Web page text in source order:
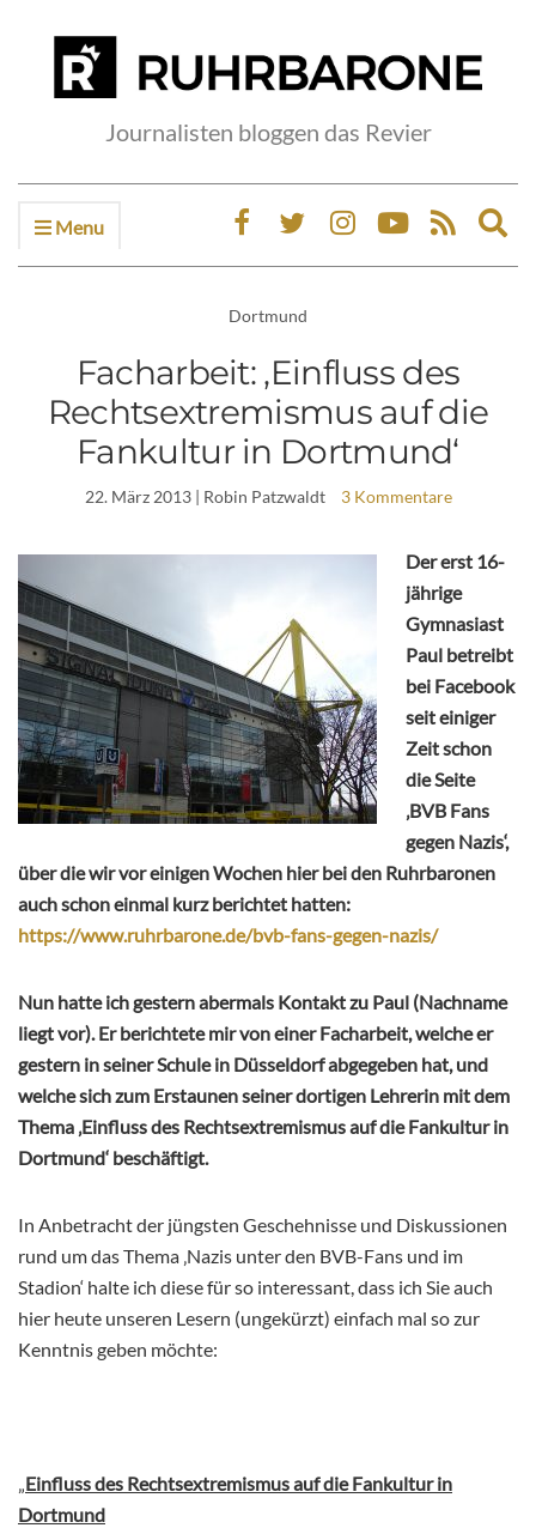
Journalisten bloggen das Revier
Menu
Dortmund
Facharbeit: ‚Einfluss des
Rechtsextremismus auf die
Fankultur in Dortmund‘
22. März 2013| Robin Patzwaldt 3 Kommentare
Der erst 16-
jährige
Gymnasiast
Paul betreibt
bei Facebook
seit einiger
Zeit schon
die Seite
‚BVB Fans
gegen Nazis‘,
über die wir vor einigen Wochen hier bei den Ruhrbaronen
auch schon einmal kurz berichtet hatten:
https://www.ruhrbarone.de/bvb-fans-gegen-nazis/
Nun hatte ich gestern abermals Kontakt zu Paul (Nachname
liegt vor). Er berichtete mir von einer Facharbeit, welche er
gestern in seiner Schule in Düsseldorf abgegeben hat, und
welche sich zum Erstaunen seiner dortigen Lehrerin mit dem
Thema ‚Einfluss des Rechtsextremismus auf die Fankultur in
Dortmund‘ beschäftigt.
In Anbetracht der jüngsten Geschehnisse und Diskussionen
rund um das Thema ‚Nazis unter den BVB-Fans und im
Stadion‘ halte ich diese für so interessant, dass ich Sie auch
hier heute unseren Lesern (ungekürzt) einfach mal so zur
Kenntnis geben möchte:
„Einfluss des Rechtsextremismus auf die Fankultur in
Dortmund